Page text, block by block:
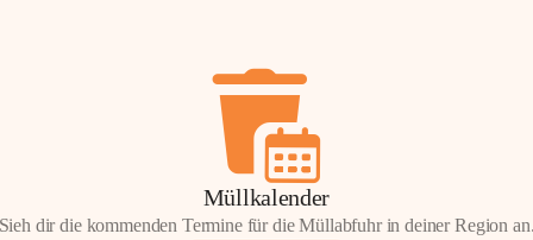
Müllkalender
dir die kommenden Termine für die Müllabfuhr in deiner Region